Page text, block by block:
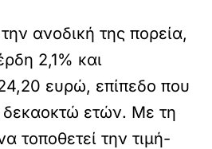
ανοδική της πορεία,
2,1% και
ευρώ, επίπεδο που
ετών. Με τη
τοποθετεί την τιμή-